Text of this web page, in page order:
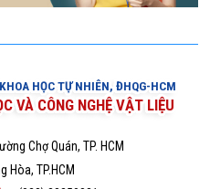
HỌC TỰ NHIÊN, ĐHQG-HCM
VÀ CÔNG NGHỆ VẬT LIỆU
Chợ Quán, TP. HCM
Hòa, TP.HCM